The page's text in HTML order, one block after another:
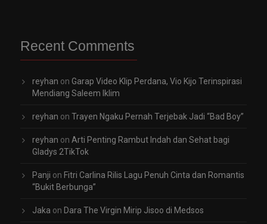
Recent Comments
reyhan on Garap Video Klip Perdana, Vio Kijo Terinspirasi
Mendiang Saleem Iklim
reyhan on Trayen Ngaku Pernah Terjebak Jadi “Bad Boy”
reyhan on Arti Penting Rambut Indah dan Sehat bagi
Gladys 2TikTok
Panji on Fitri Carlina Rilis Lagu Penuh Cinta dan Romantis
“Bukit Berbunga”
Jaka on Dara The Virgin Mirip Jisoo di Medsos